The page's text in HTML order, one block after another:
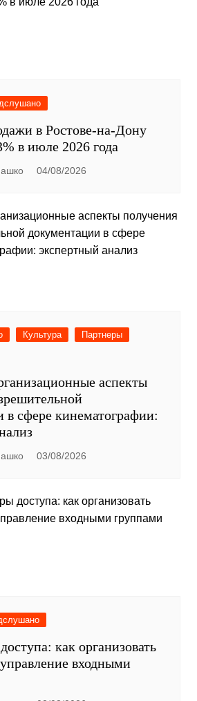
в Ростове-на-Дону
в июле 2026 года
04/08/2026
Культура
Партнеры
аспекты
в сфере кинематографии:
03/08/2026
как организовать
входными